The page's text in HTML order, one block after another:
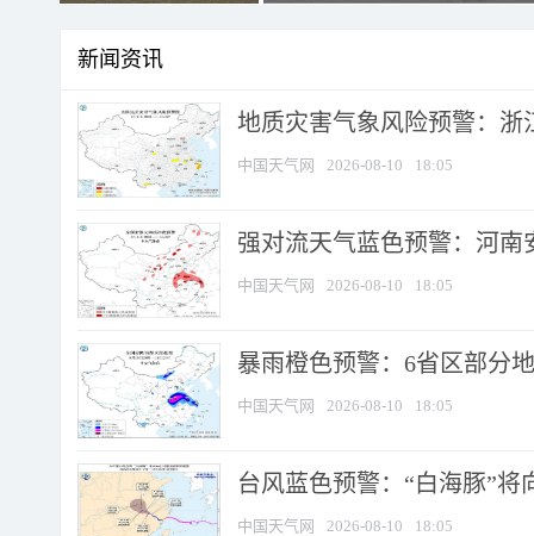
新闻资讯
地质灾害气象风险预警：浙
中国天气网 2026-08-10 18:05
强对流天气蓝色预警：河南
中国天气网 2026-08-10 18:05
暴雨橙色预警：6省区部分
中国天气网 2026-08-10 18:05
台风蓝色预警：“白海豚”
中国天气网 2026-08-10 18:05